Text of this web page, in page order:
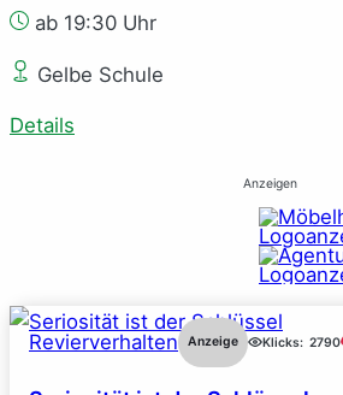
ab 19:30 Uhr
Gelbe Schule
Details
Anzeigen
Revierverhalten Anzeige Klicks: 2790